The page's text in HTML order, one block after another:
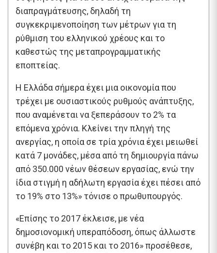
διαπραγμάτευσης, δηλαδή τη
συγκεκριμενοποίηση των μέτρων για τη
ρύθμιση του ελληνικού χρέους και το
καθεστώς της μεταπρογραμματικής
εποπτείας.
Η Ελλάδα σήμερα έχει μια οικονομία που
τρέχει με ουσιαστικούς ρυθμούς ανάπτυξης,
που αναμένεται να ξεπεράσουν το 2% τα
επόμενα χρόνια. Kλείνει την πληγή της
ανεργίας, η οποία σε τρία χρόνια έχει μειωθεί
κατά 7 μονάδες, μέσα από τη δημιουργία πάνω
από 350.000 νέων θέσεων εργασίας, ενώ την
ίδια στιγμή η αδήλωτη εργασία έχει πέσει από
το 19% στο 13%» τόνισε ο πρωθυπουργός.
«Επίσης το 2017 έκλεισε, με νέα
δημοσιονομική υπεραπόδοση, όπως άλλωστε
συνέβη και το 2015 και το 2016» προσέθεσε,